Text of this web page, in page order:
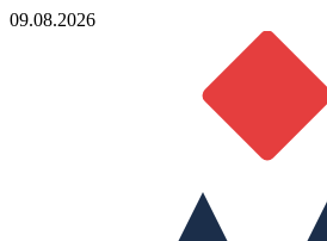
09.08.2026